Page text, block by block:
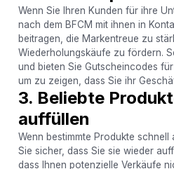
Wenn Sie Ihren Kunden für ihre
nach dem BFCM mit ihnen in
beitragen, die Markentreue zu
Wiederholungskäufe zu fördern.
und bieten Sie Gutscheincodes
um zu zeigen, dass Sie ihr
3. Beliebte
auffüllen
Wenn bestimmte Produkte
Sie sicher, dass Sie sie wieder
dass Ihnen potenzielle Verkäufe